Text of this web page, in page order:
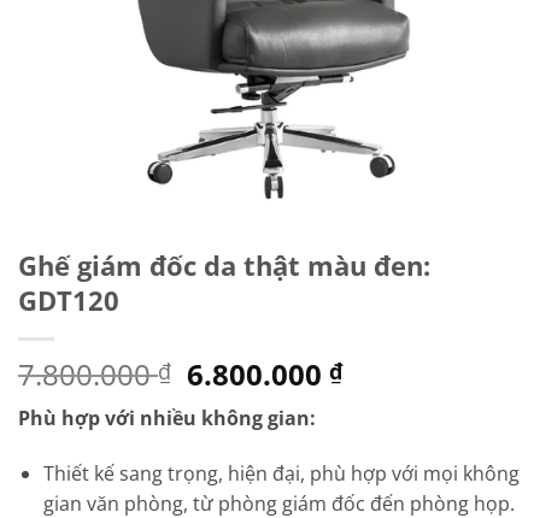
Ghế giám đốc da thật màu đen:
GDT120
7.800.000₫ Giá
gốc
là:
7.800.000 ₫.
6.800.000₫Giá
là:
6.800.000 ₫.
Phù hợp với nhiều không gian:
Thiết kế sang trọng, hiện đại, phù hợp với mọi không
gian văn phòng, từ phòng giám đốc đến phòng họp.